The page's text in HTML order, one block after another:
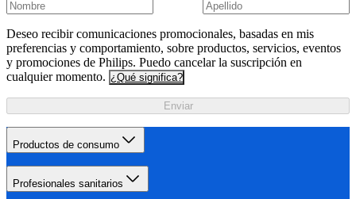
Deseo recibir comunicaciones promocionales, basadas en mis
preferencias y comportamiento, sobre productos, servicios, eventos
y promociones de Philips. Puedo cancelar la suscripción en
cualquier momento. ¿Qué significa?
Enviar
Productos de consumo
Profesionales sanitarios